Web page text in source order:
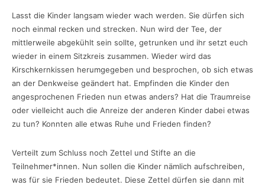
Lasst die Kinder langsam wieder wach werden. Sie dürfen sich
noch einmal recken und strecken. Nun wird der Tee, der
mittlerweile abgekühlt sein sollte, getrunken und ihr setzt euch
wieder in einem Sitzkreis zusammen. Wieder wird das
Kirschkernkissen herumgegeben und besprochen, ob sich etwas
an der Denkweise geändert hat. Empfinden die Kinder den
angesprochenen Frieden nun etwas anders? Hat die Traumreise
oder vielleicht auch die Anreize der anderen Kinder dabei etwas
zu tun? Konnten alle etwas Ruhe und Frieden finden?
Verteilt zum Schluss noch Zettel und Stifte an die
Teilnehmer*innen. Nun sollen die Kinder nämlich aufschreiben,
was für sie Frieden bedeutet. Diese Zettel dürfen sie dann mit